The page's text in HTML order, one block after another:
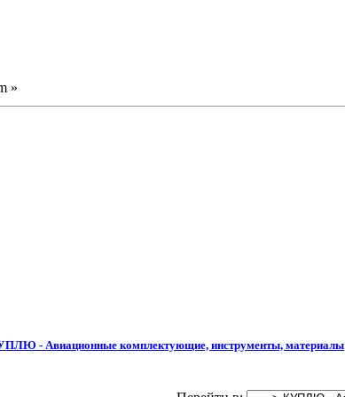
»
- Авиационные комплектующие, инструменты, материалы